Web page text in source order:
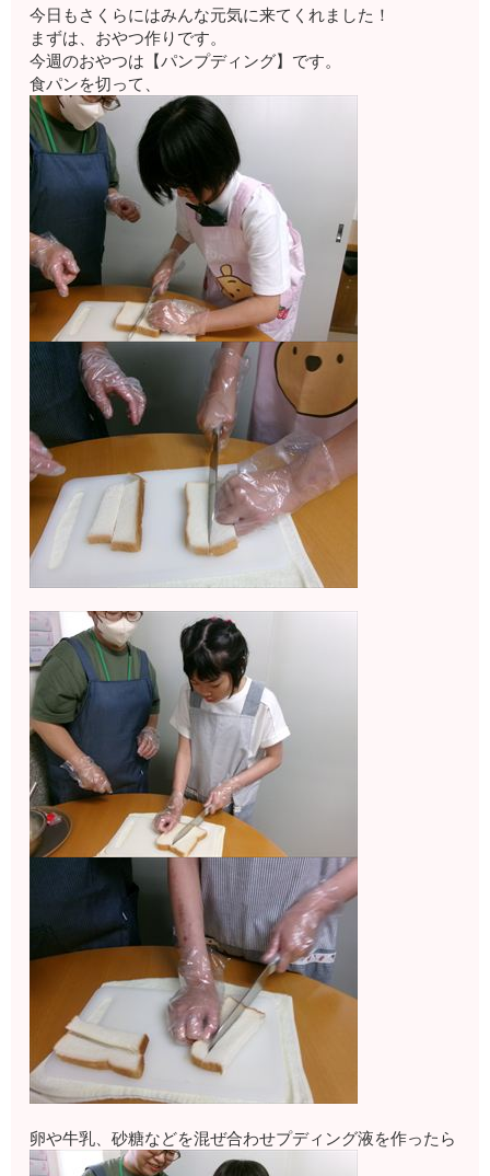
今日もさくらにはみんな元気に来てくれました！
まずは、おやつ作りです。
今週のおやつは【パンプディング】です。
食パンを切って、
卵や牛乳、砂糖などを混ぜ合わせプディング液を作ったら